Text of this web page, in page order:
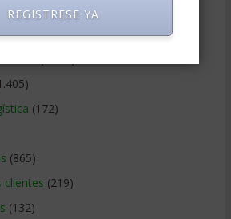
(247)
(280)
(172)
(865)
clientes (219)
(132)
REGISTRESE YA